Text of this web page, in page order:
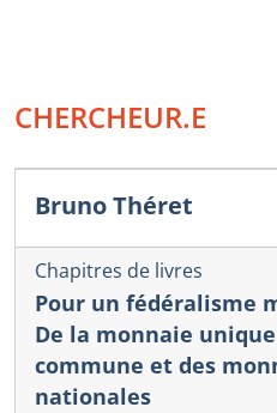
CHERCHEUR.E
Bruno Théret
Chapitres de livres
Pour un fédéralisme
De la monnaie
commune et des
nationales